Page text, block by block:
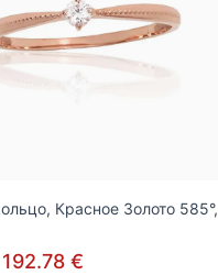
Красное Золото 585°,
192.78 €